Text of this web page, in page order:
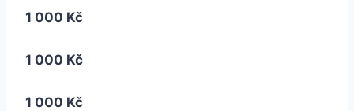
1 000 Kč
1 000 Kč
1 000 Kč